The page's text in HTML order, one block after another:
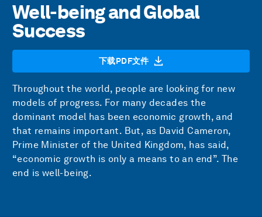
Well-being and Global
Success
下载PDF文件
Throughout the world, people are looking for new
models of progress. For many decades the
dominant model has been economic growth, and
that remains important. But, as David Cameron,
Prime Minister of the United Kingdom, has said,
“economic growth is only a means to an end”. The
end is well-being.